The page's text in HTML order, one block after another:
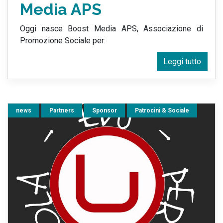
Media APS
Oggi nasce Boost Media APS, Associazione di
Promozione Sociale per:
Leggi tutto
news Partners Sponsor Patrocini & Sociale